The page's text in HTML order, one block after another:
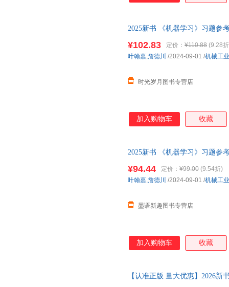
2025新书 《机器学习》习题参
¥102.83 定价： ¥110.88 (9.28
时光岁月图书专营店
叶翰嘉,詹德川 /2024-09-01 /机械工
加入购物车 收藏
2025新书 《机器学习》习题参
慎拍
¥94.44 定价： ¥99.00 (9.54折)
墨语新趣图书专营店
叶翰嘉,詹德川 /2024-09-01 /机械工
加入购物车 收藏
【认准正版 量大优惠】2026